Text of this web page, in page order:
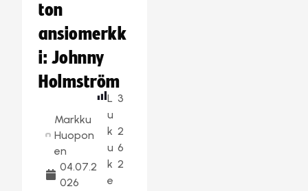
ton
ansiomerkk
i: Johnny
Holmström
Markku
Huopon
en
04.07.2
026
L
u
k
u
k
e
3
2
6
2